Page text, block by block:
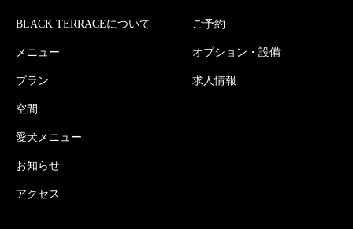
BLACK TERRACEについて
メニュー
プラン
空間
愛犬メニュー
お知らせ
アクセス
ご予約
オプション・設備
求人情報